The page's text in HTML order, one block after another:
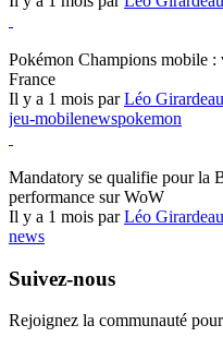
Pokémon Champions mobile :
France
Il y a 1 mois parLéo Girardeau
jeu-mobilenewspokemon
Mandatory se qualifie pour la
performance sur WoW
Il y a 1 mois parLéo Girardeau
news
Suivez-nous
Rejoignez la communauté